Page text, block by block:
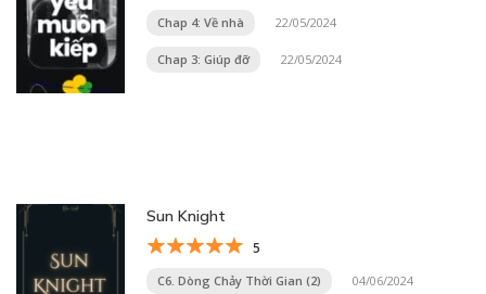
Chap 4: Về nhà 22/05/2024
Chap 3: Giúp đỡ 22/05/2024
Sun Knight
5
C6. Dòng Chảy Thời Gian (2) 04/06/2024